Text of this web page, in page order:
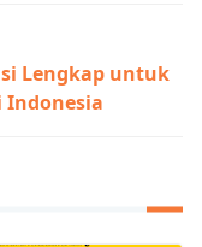
Lengkap untuk
Indonesia